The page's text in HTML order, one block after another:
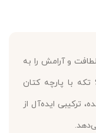
و آرامش را به
اتاق خواب خود هدیه دهید. این ست ۶ تکه با پارچه کتان
ترکیبی ایده‌آل از